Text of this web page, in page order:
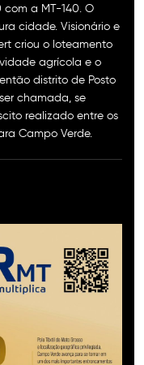
a MT-140. O
cidade. Visionário e
criou o loteamento
agrícola e o
distrito de Posto
chamada, se
realizado entre os
Campo Verde.